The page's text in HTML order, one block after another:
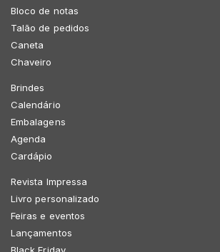
Bloco de notas
Talão de pedidos
Caneta
Chaveiro
Brindes
Calendário
Embalagens
Agenda
Cardápio
Revista Impressa
Livro personalizado
Feiras e eventos
Lançamentos
Black Friday